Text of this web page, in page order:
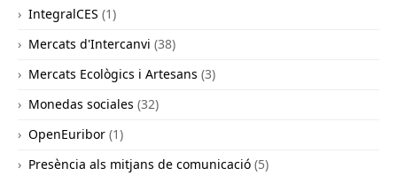
IntegralCES (1)
Mercats d'Intercanvi (38)
Mercats Ecològics i Artesans (3)
Monedas sociales (32)
OpenEuribor (1)
Presència als mitjans de comunicació (5)